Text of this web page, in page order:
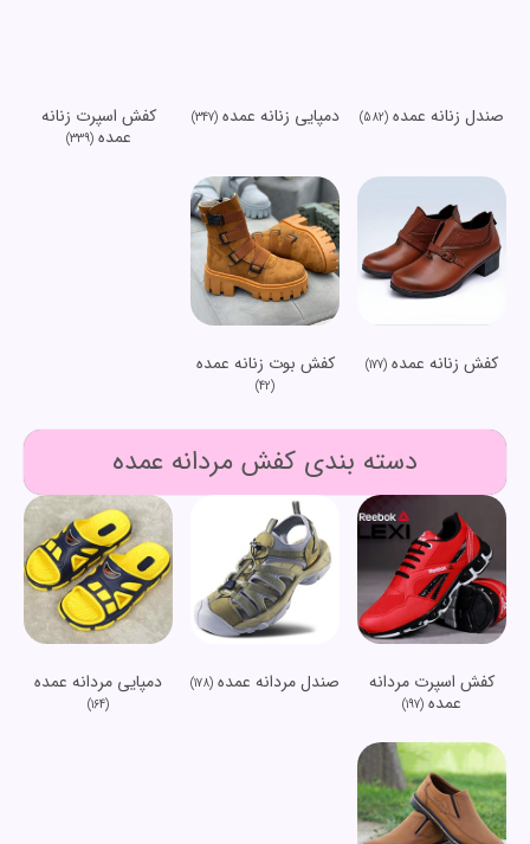
صندل زنانه عمده (582) دمپایی زنانه عمده(347)
کفش اسپرت زنانه
عمده(339)
کفش زنانه عمده (177) کفش بوت زنانه عمده
(42)
دسته بندی کفش مردانه عمده
کفش اسپرت مردانه
عمده (197)
صندل مردانه عمده (178) دمپایی مردانه عمده
(164)